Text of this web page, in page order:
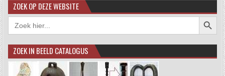
ZOEK OP DEZE WEBSITE
Zoek
naar:
ZOEK IN BEELD CATALOGUS